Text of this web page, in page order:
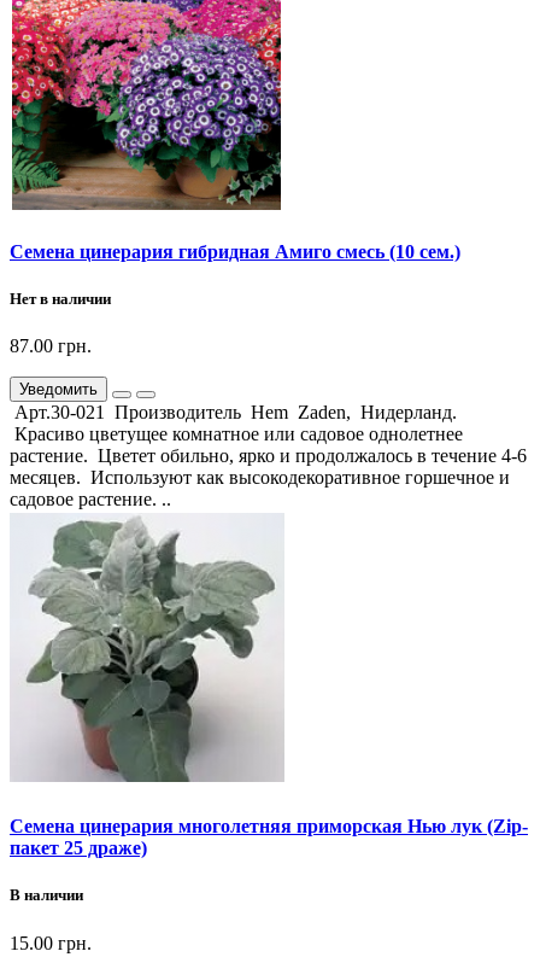
Семена цинерария гибридная Амиго смесь (10 сем.)
Нет в наличии
87.00 грн.
Уведомить
Арт.30-021 Производитель Hem Zaden, Нидерланд.
Красиво цветущее комнатное или садовое однолетнее
растение. Цветет обильно, ярко и продолжалось в течение 4-6
месяцев. Используют как высокодекоративное горшечное и
садовое растение. ..
Семена цинерария многолетняя приморская Нью лук (Zip-
пакет 25 драже)
В наличии
15.00 грн.